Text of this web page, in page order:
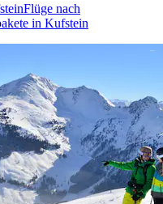
Flüge nach
in Kufstein